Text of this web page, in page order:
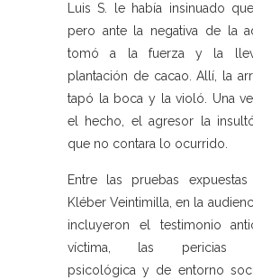
Luis S. le había insinuado
pero ante la negativa de la
tomó a la fuerza y la
plantación de cacao. Allí, la
tapó la boca y la violó. Una
el hecho, el agresor la
que no contara lo ocurrido.
Entre las pruebas
Kléber Veintimilla, en la
incluyeron el testimonio
víctima, las pericias
psicológica y de entorno